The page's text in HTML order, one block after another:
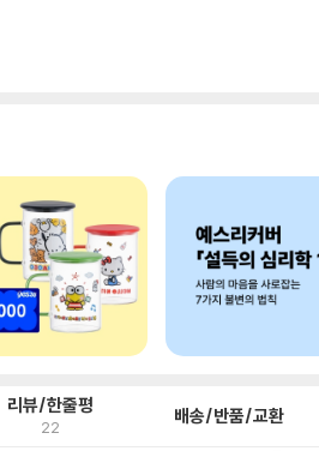
리뷰/한줄평
22 배송/반품/교환